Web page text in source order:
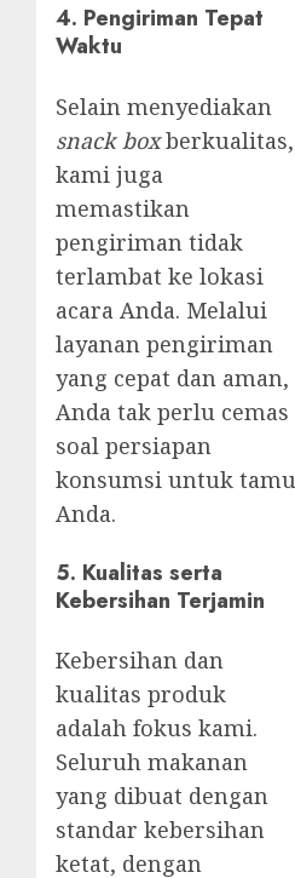
4. Pengiriman Tepat
Waktu
Selain menyediakan
snack boxberkualitas,
kami juga
memastikan
pengiriman tidak
terlambat ke lokasi
acara Anda. Melalui
layanan pengiriman
yang cepat dan aman,
Anda tak perlu cemas
soal persiapan
konsumsi untuk tamu
Anda.
5. Kualitas serta
Kebersihan Terjamin
Kebersihan dan
kualitas produk
adalah fokus kami.
Seluruh makanan
yang dibuat dengan
standar kebersihan
ketat, dengan